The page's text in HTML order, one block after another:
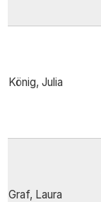
König, Julia
Graf, Laura